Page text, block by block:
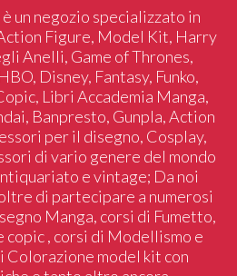
un negozio specializzato in
Figure, Model Kit, Harry
Anelli, Game of Thrones,
Disney, Fantasy, Funko,
Libri Accademia Manga,
Banpresto, Gunpla, Action
per il disegno, Cosplay,
di vario genere del mondo
e vintage; Da noi
di partecipare a numerosi
Manga, corsi di Fumetto,
, corsi di Modellismo e
Colorazione model kit con